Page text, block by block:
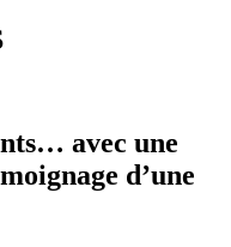
avec une
d’une